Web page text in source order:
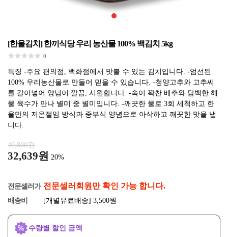
[한울김치] 한끼식당 우리 농산물 100% 백김치 5kg
0
특징 -주요 편의점, 백화점에서 맛볼 수 있는 김치입니다. -엄선된
100% 우리농산물로 만들어 믿을 수 있습니다. -청양고추와 고추씨
를 갈아넣어 양념이 깔끔, 시원합니다. -속이 꽉찬 배추와 담백한 해
물 육수가 만나 별미 중 별미입니다. -깨끗한 물로 3회 세척하고 한
울만의 저온절임 방식과 중부식 양념으로 아삭하고 깨끗한 맛을 냅
니다.
40,800원
32,639원 20%
전문셀러가 전문셀러회원만 확인 가능 합니다.
배송비 [개별유료배송] 3,500원
수량별 할인 금액